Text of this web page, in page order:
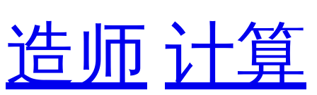
造师 计算